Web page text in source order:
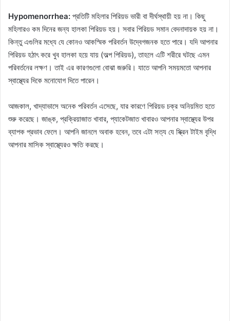
Hypomenorrhea: প্রতিটি মহিলার পিরিয়ড ভারী বা দীর্ঘস্থায়ী হয় না। কিছু
মহিলারও কম দিনের জন্য হালকা পিরিয়ড হয়। সবার পিরিয়ড সমান বেদনাদায়ক হয় না।
কিন্তু এগুলির মধ্যে যে কোনও আকস্মিক পরিবর্তন উদ্বেগজনক হতে পারে। যদি আপনার
পিরিয়ড হঠাৎ করে খুব হালকা হয়ে যায় (অল্প পিরিয়ড), তাহলে এটি শরীরে ঘটছে এমন
পরিবর্তনের লক্ষণ। তাই এর কারণগুলো বোঝা জরুরি। যাতে আপনি সময়মতো আপনার
স্বাস্থ্যের দিকে মনোযোগ দিতে পারেন।
আজকাল, খাদ্যাভাসে অনেক পরিবর্তন এসেছে, যার কারণে পিরিয়ড চক্র অনিয়মিত হতে
শুরু করেছে। জাঙ্ক, প্রক্রিয়াজাত খাবার, প্যাকেটজাত খাবারও আপনার স্বাস্থ্যের উপর
ব্যাপক প্রভাব ফেলে। আপনি জানলে অবাক হবেন, তবে এটা সত্য যে স্ক্রিন টাইম বৃদ্ধি
আপনার মাসিক স্বাস্থ্যেরও ক্ষতি করছে।